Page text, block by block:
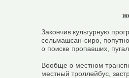
Закончив культурную
сельмашсан-сиро,
о поиске пропавших,
Вообще о местном
местный троллейбус,